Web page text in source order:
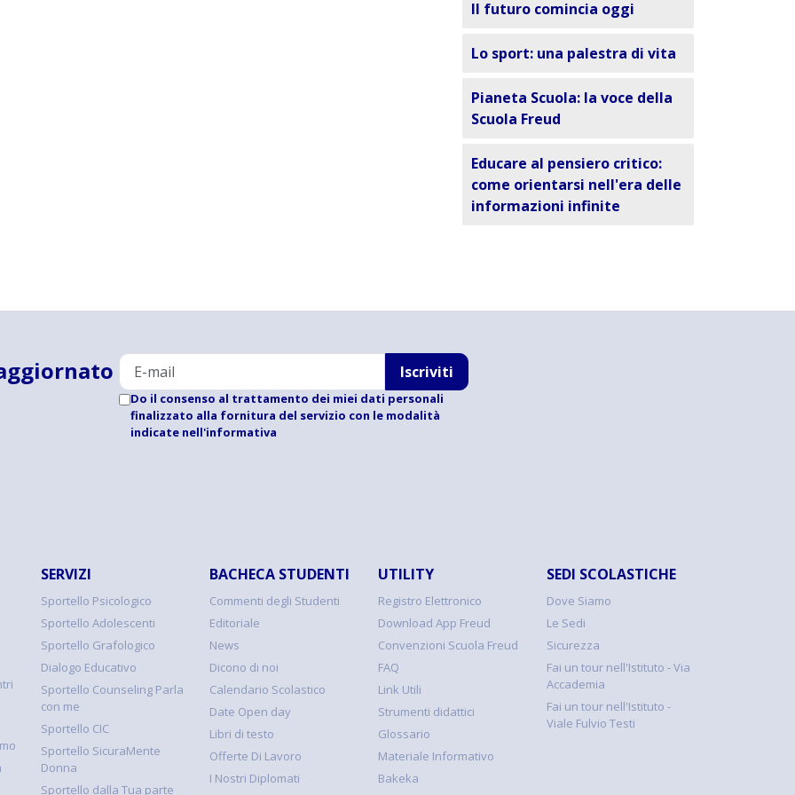
Il futuro comincia oggi
Lo sport: una palestra di vita
Pianeta Scuola: la voce della
Scuola Freud
Educare al pensiero critico:
come orientarsi nell'era delle
informazioni infinite
Iscriviti
Do il consenso al trattamento dei miei dati personali
finalizzato alla fornitura del servizio con le modalità
indicate nell'informativa
SERVIZI
Sportello Psicologico
Sportello Adolescenti
Sportello Grafologico
Dialogo Educativo
Sportello Counseling Parla
con me
Sportello CIC
Sportello SicuraMente
Donna
Sportello dalla Tua parte
BACHECA STUDENTI
Commenti degli Studenti
Editoriale
News
Dicono di noi
Calendario Scolastico
Date Open day
Libri di testo
Offerte Di Lavoro
I Nostri Diplomati
UTILITY
Registro Elettronico
Download App Freud
Convenzioni Scuola Freud
FAQ
Link Utili
Strumenti didattici
Glossario
Materiale Informativo
Bakeka
SEDI SCOLASTICHE
Dove Siamo
Le Sedi
Sicurezza
Fai un tour nell'Istituto - Via
Accademia
Fai un tour nell'Istituto -
Viale Fulvio Testi